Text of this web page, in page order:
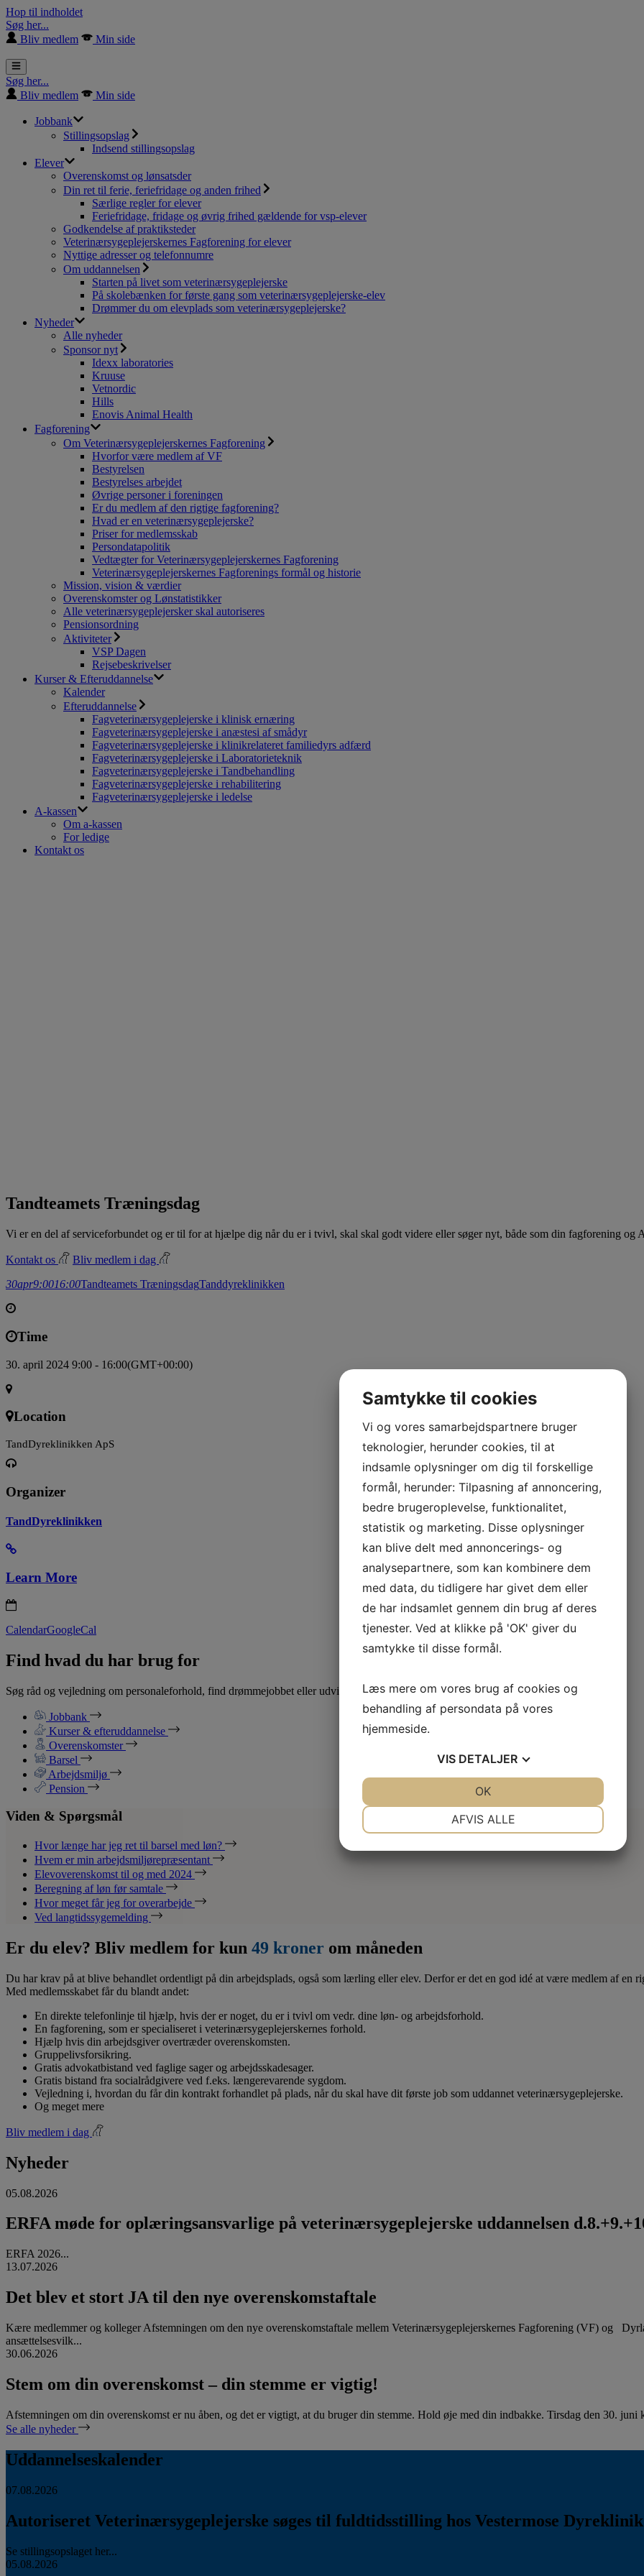
Hop til indholdet
Søg her...
Bliv medlem
Min side
Søg her...
Bliv medlem
Min side
Jobbank
Stillingsopslag
Indsend stillingsopslag
Elever
Overenskomst og lønsatsder
Din ret til ferie, feriefridage og anden frihed
Særlige regler for elever
Feriefridage, fridage og øvrig frihed gældende for vsp-elever
Godkendelse af praktiksteder
Veterinærsygeplejerskernes Fagforening for elever
Nyttige adresser og telefonnumre
Om uddannelsen
Starten på livet som veterinærsygeplejerske
På skolebænken for første gang som veterinærsygeplejerske-elev
Drømmer du om elevplads som veterinærsygeplejerske?
Nyheder
Alle nyheder
Sponsor nyt
Idexx laboratories
Kruuse
Vetnordic
Hills
Enovis Animal Health
Fagforening
Om Veterinærsygeplejerskernes Fagforening
Hvorfor være medlem af VF
Bestyrelsen
Bestyrelses arbejdet
Øvrige personer i foreningen
Er du medlem af den rigtige fagforening?
Hvad er en veterinærsygeplejerske?
Priser for medlemsskab
Persondatapolitik
Vedtægter for Veterinærsygeplejerskernes Fagforening
Veterinærsygeplejerskernes Fagforenings formål og historie
Mission, vision & værdier
Overenskomster og Lønstatistikker
Alle veterinærsygeplejersker skal autoriseres
Pensionsordning
Aktiviteter
VSP Dagen
Rejsebeskrivelser
Kurser & Efteruddannelse
Kalender
Efteruddannelse
Fagveterinærsygeplejerske i klinisk ernæring
Fagveterinærsygeplejerske i anæstesi af smådyr
Fagveterinærsygeplejerske i klinikrelateret familiedyrs adfærd
Fagveterinærsygeplejerske i Laboratorieteknik
Fagveterinærsygeplejerske i Tandbehandling
Fagveterinærsygeplejerske i rehabilitering
Fagveterinærsygeplejerske i ledelse
A-kassen
Om a-kassen
For ledige
Kontakt os
Tandteamets Træningsdag
Vi er en del af serviceforbundet og er til for at hjælpe dig når du er i tvivl, skal skal godt videre eller søger nyt, både som din fagforening og
Kontakt os
Bliv medlem i dag
30apr9:0016:00Tandteamets TræningsdagTanddyreklinikken
Time
30. april 2024 9:00 - 16:00(GMT+00:00)
Location
TandDyreklinikken ApS
Organizer
TandDyreklinikken
Learn More
CalendarGoogleCal
Find hvad du har brug for
Søg råd og vejledning om personaleforhold, find drømmejobbet eller udvid din viden med specialiserede kurser.
Jobbank
Kurser & efteruddannelse
Overenskomster
Barsel
Arbejdsmiljø
Pension
Viden & Spørgsmål
Hvor længe har jeg ret til barsel med løn?
Hvem er min arbejdsmiljørepræsentant
Elevoverenskomst til og med 2024
Beregning af løn før samtale
Hvor meget får jeg for overarbejde
Ved langtidssygemelding
Er du elev? Bliv medlem for kun 49 kroner om måneden
Du har krav på at blive behandlet ordentligt på din arbejdsplads, også som lærling eller elev. Derfor er det en god idé at være medlem af en
Med medlemsskabet får du blandt andet:
En direkte telefonlinje til hjælp, hvis der er noget, du er i tvivl om vedr. dine løn- og arbejdsforhold.
En fagforening, som er specialiseret i veterinærsygeplejerskernes forhold.
Hjælp hvis din arbejdsgiver overtræder overenskomsten.
Gruppelivsforsikring.
Gratis advokatbistand ved faglige sager og arbejdsskadesager.
Gratis bistand fra socialrådgivere ved f.eks. længerevarende sygdom.
Vejledning i, hvordan du får din kontrakt forhandlet på plads, når du skal have dit første job som uddannet veterinærsygeplejerske.
Og meget mere
Bliv medlem i dag
Nyheder
05.08.2026
ERFA møde for oplæringsansvarlige på veterinærsygeplejerske uddannelsen
ERFA 2026...
13.07.2026
Det blev et stort JA til den nye overenskomstaftale
Kære medlemmer og kolleger Afstemningen om den nye overenskomstaftale mellem Veterinærsygeplejerskernes Fagforening (VF) og
ansættelsesvilk...
30.06.2026
Stem om din overenskomst – din stemme er vigtig!
Afstemningen om din overenskomst er nu åben, og det er vigtigt, at du bruger din stemme. Hold øje med din indbakke. Tirsdag den 30.
Se alle nyheder
Uddannelseskalender
07.08.2026
Autoriseret Veterinærsygeplejerske søges til fuldtidsstilling hos Vestermose
Se stillingsopslaget her...
05.08.2026
Samtykke til cookies
Vi og vores samarbejdspartnere bruger
teknologier, herunder cookies, til at
indsamle oplysninger om dig til forskellige
formål, herunder: Tilpasning af annoncering,
bedre brugeroplevelse, funktionalitet,
statistik og marketing. Disse oplysninger
kan blive delt med annoncerings- og
analysepartnere, som kan kombinere dem
med data, du tidligere har givet dem eller
de har indsamlet gennem din brug af deres
tjenester. Ved at klikke på 'OK' giver du
samtykke til disse formål.
Læs mere om vores brug af cookies og
behandling af persondata på vores
hjemmeside.
VIS DETALJER
AFVIS ALLE
OK